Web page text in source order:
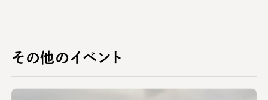
その他のイベント